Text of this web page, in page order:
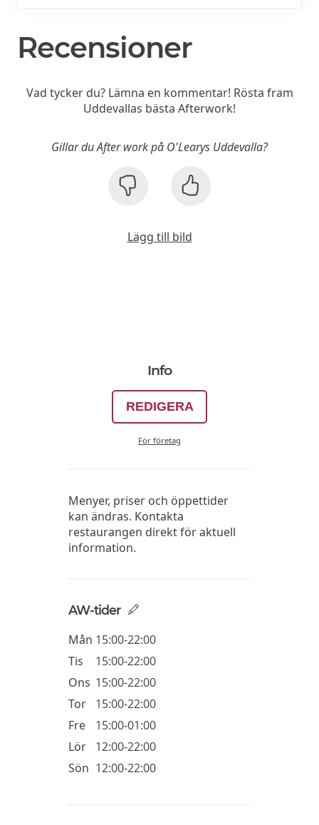
Recensioner
Vad tycker du? Lämna en kommentar! Rösta fram
Uddevallas bästa Afterwork!
Gillar du After work på O'Learys Uddevalla?
Lägg till bild
Info
REDIGERA
För företag
Menyer, priser och öppettider
kan ändras. Kontakta
restaurangen direkt för aktuell
information.
AW-tider
Mån 15:00-22:00
Tis
15:00-22:00
Ons 15:00-22:00
Tor
15:00-22:00
Fre
15:00-01:00
Lör
12:00-22:00
Sön 12:00-22:00